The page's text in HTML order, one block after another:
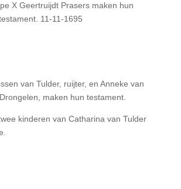
X Geertruijdt Prasers maken hun
11-11-1695
van Tulder, ruijter, en Anneke van
maken hun testament.
kinderen van Catharina van Tulder